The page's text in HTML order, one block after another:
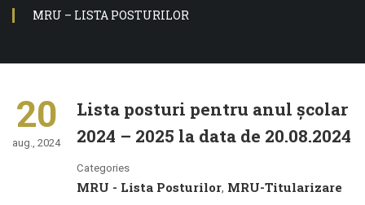
MRU – LISTA POSTURILOR
20
aug., 2024
Lista posturi pentru anul şcolar
2024 – 2025 la data de 20.08.2024
Categories
MRU - Lista Posturilor, MRU-Titularizare